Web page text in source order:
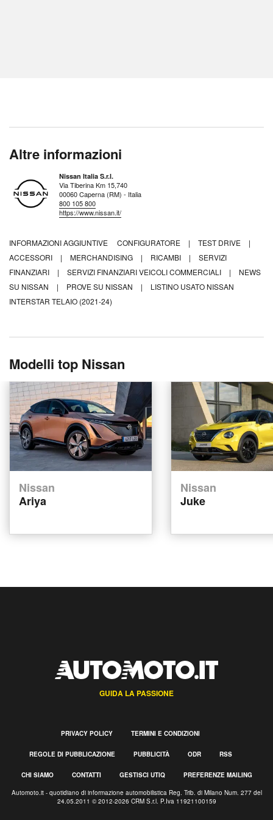
Altre informazioni
Nissan Italia S.r.l.
Via Tiberina Km 15,740
00060 Caperna (RM) - Italia
800 105 800
https://www.nissan.it/
INFORMAZIONI AGGIUNTIVE CONFIGURATORE | TEST DRIVE
|
ACCESSORI
| MERCHANDISING | RICAMBI |
SERVIZI
FINANZIARI
| SERVIZI FINANZIARI VEICOLI COMMERCIALI |
NEWS
SU NISSAN
| PROVE SU NISSAN |
LISTINO USATO NISSAN
INTERSTAR TELAIO (2021-24)
Modelli top Nissan
Nissan
Ariya
Nissan
Juke
GUIDA LA PASSIONE
PRIVACY POLICY TERMINI E CONDIZIONI
REGOLE DI PUBBLICAZIONE PUBBLICITÀ ODR RSS
CHI SIAMO CONTATTI GESTISCI UTIQ PREFERENZE MAILING
Automoto.it - quotidiano di informazione automobilistica Reg. Trib. di Milano Num. 277 del
24.05.2011 © 2012-2026 CRM S.r.l. P.Iva 11921100159